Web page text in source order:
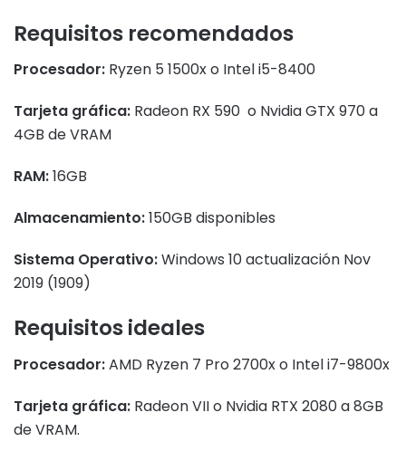
Requisitos recomendados
Procesador: Ryzen 5 1500x o Intel i5-8400
Tarjeta gráfica: Radeon RX 590 o Nvidia GTX 970 a
4GB de VRAM
RAM:16GB
Almacenamiento:150GB disponibles
Sistema Operativo:Windows 10 actualización Nov
2019 (1909)
Requisitos ideales
Procesador:AMD Ryzen 7 Pro 2700x o Intel i7-9800x
Tarjeta gráfica: Radeon VII o Nvidia RTX 2080 a 8GB
de VRAM.